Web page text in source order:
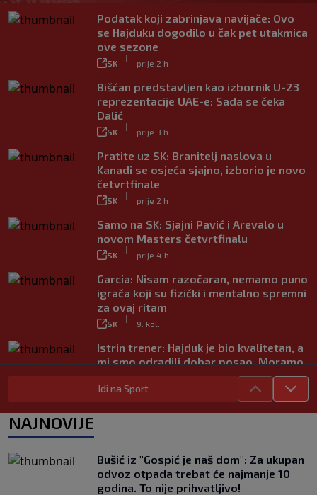
Podatak koji zabrinjava navijače: Ovo
se Hajduku dogodilo u čak pet utakmica
ove sezone
SK
|
prije 2 h
Bišćan predstavljen kao izbornik U-23
reprezentacije UAE-e: Sada se čeka
Dalić
SK
|
prije 3 h
Pratite uz SK: Branitelj naslova u
Kanadi se osjeća sjajno, izborio je novo
četvrtfinale
SK
|
prije 2 h
Samo na SK: Sjajni Pavić i Arevalo u
novom Masters četvrtfinalu
SK
|
prije 4 h
Garcia: Nisam razočaran, nemamo puno
igrača koji su fizički i mentalno spremni
za ovaj ritam
SK
|
9. kol.
Istrin trener: Hajduk je bio kvalitetan, a
mi smo odradili dobar posao. Moramo
SK
|
9. kol.
Juniori Dinama poraženi u finalu
Sjajni Varaždin razbio Slaven u derbiju
sjevera
Idi na Sport
NAJNOVIJE
Bušić iz "Gospić je naš dom": Za ukupan
odvoz otpada trebat će najmanje 10
godina. To nije prihvatljivo!